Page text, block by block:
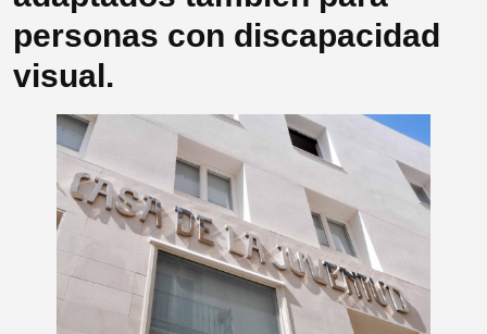
personas con discapacidad
visual.